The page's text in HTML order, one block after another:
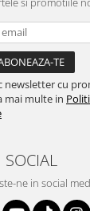
newsletter cu
mai multe in
SOCIAL
ne in social